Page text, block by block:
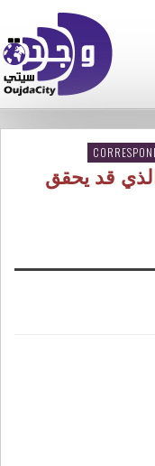
قد يحقق